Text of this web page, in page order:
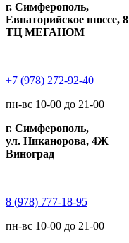
г. Симферополь,
Евпаторийское шоссе, 8
ТЦ МЕГАНОМ
+7 (978) 272-92-40
пн-вс 10-00 до 21-00
г. Симферополь,
ул. Никанорова, 4Ж
Виноград
8 (978) 777-18-95
пн-вс 10-00 до 21-00